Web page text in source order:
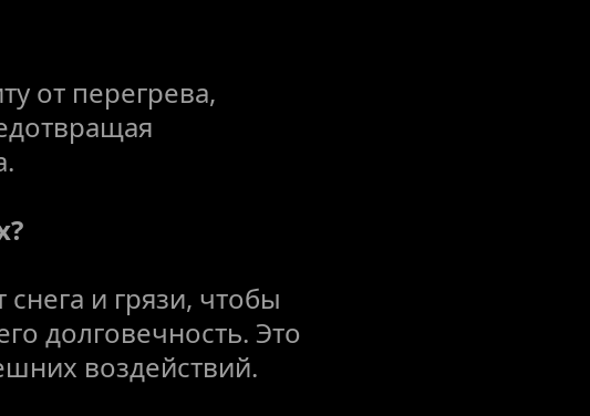
от перегрева,
и грязи, чтобы
долговечность. Это
воздействий.